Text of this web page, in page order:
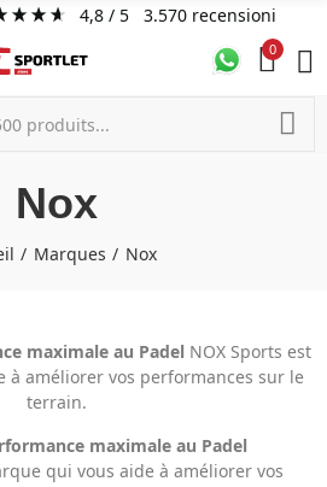
4,8/ 5 3.570 recensioni
0
Nox
Marques Nox
maximale au Padel NOX Sports est
à améliorer vos performances sur le
terrain.
maximale au Padel
qui vous aide à améliorer vos